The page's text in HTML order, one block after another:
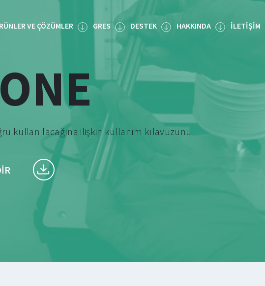
VE ÇÖZÜMLER GRES DESTEK HAKKINDA İLETIŞIM
kullanılacağına ilişkin kullanım kılavuzunu